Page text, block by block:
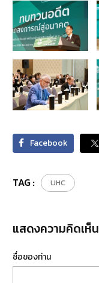
Facebook
TAG : UHC
แสดงความคิดเห็น
ชื่อของท่าน